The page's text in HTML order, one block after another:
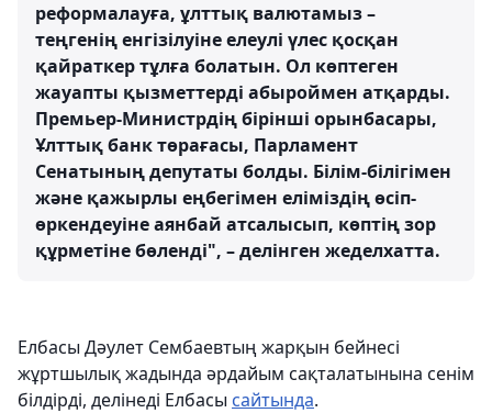
реформалауға, ұлттық валютамыз –
теңгенің енгізілуіне елеулі үлес қосқан
қайраткер тұлға болатын. Ол көптеген
жауапты қызметтерді абыроймен атқарды.
Премьер-Министрдің бірінші орынбасары,
Ұлттық банк төрағасы, Парламент
Сенатының депутаты болды. Білім-білігімен
және қажырлы еңбегімен еліміздің өсіп-
өркендеуіне аянбай атсалысып, көптің зор
құрметіне бөленді", – делінген жеделхатта.
Елбасы Дәулет Сембаевтың жарқын бейнесі
жұртшылық жадында әрдайым сақталатынына сенім
білдірді, делінеді Елбасы сайтында.